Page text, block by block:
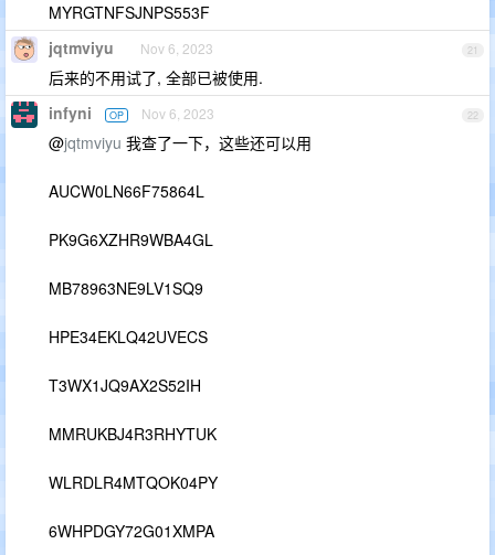
MYRGTNFSJNPS553F
21
jqtmviyu Nov 6, 2023
后来的不用试了, 全部已被使用.
22
infyni OP Nov 6, 2023
@jqtmviyu 我查了一下，这些还可以用
AUCW0LN66F75864L
PK9G6XZHR9WBA4GL
MB78963NE9LV1SQ9
HPE34EKLQ42UVECS
T3WX1JQ9AX2S52IH
MMRUKBJ4R3RHYTUK
WLRDLR4MTQOK04PY
6WHPDGY72G01XMPA